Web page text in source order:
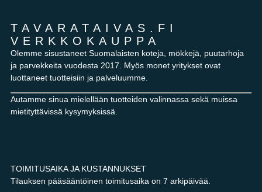
TAVARATAIVAS.FI
VERKKOKAUPPA
Olemme sisustaneet Suomalaisten koteja, mökkejä, puutarhoja
ja parvekkeita vuodesta 2017. Myös monet yritykset ovat
luottaneet tuotteisiin ja palveluumme.
Autamme sinua mielellään tuotteiden valinnassa sekä muissa
mietityttävissä kysymyksissä.
TOIMITUSAIKA JA KUSTANNUKSET
Tilauksen pääsääntöinen toimitusaika on 7 arkipäivää.